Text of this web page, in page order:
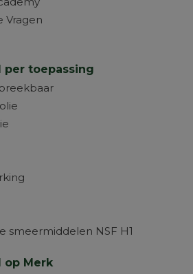
Vragen
per toepassing
smeermiddelen NSF H1
op Merk